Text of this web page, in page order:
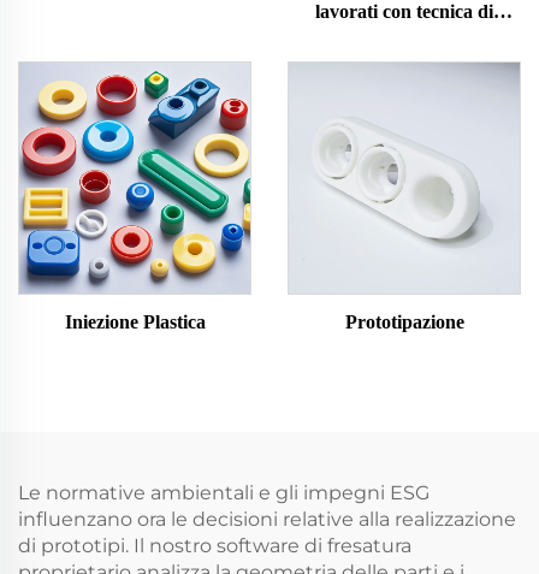
lavorati con tecnica di
Iniezione Plastica Prototipazione
Le normative ambientali e gli impegni ESG
influenzano ora le decisioni relative alla realizzazione
di prototipi. Il nostro software di fresatura